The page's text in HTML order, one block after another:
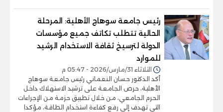
رئيس جامعة سوهاج الأهلية: المرحلة
الحالية تتطلب تكاتف جميع مؤسسات
الدولة لترسيخ ثقافة الاستخدام الرشيد
للموارد
الثلاثاء 31/مارس/2026 - 05:47 م
أكد الدكتور حسان النعماني رئيس جامعة سوهاج
الأهلية، حرص الجامعة على ترشيد الاستهلاك داخل
الحرم الجامعي، من خلال تطبيق حزمة من الإجراءات
التي تهدف إلى رفع كفاءة استخدام الطاقة، مؤكدا